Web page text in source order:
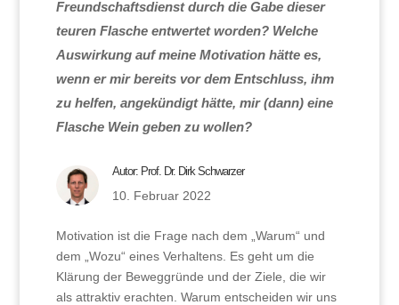
Freundschaftsdienst durch die Gabe dieser
teuren Flasche entwertet worden? Welche
Auswirkung auf meine Motivation hätte es,
wenn er mir bereits vor dem Entschluss, ihm
zu helfen, angekündigt hätte, mir (dann) eine
Flasche Wein geben zu wollen?
Autor: Prof. Dr. Dirk Schwarzer
10. Februar 2022
Motivation ist die Frage nach dem „Warum“ und
dem „Wozu“ eines Verhaltens. Es geht um die
Klärung der Beweggründe und der Ziele, die wir
als attraktiv erachten. Warum entscheiden wir uns